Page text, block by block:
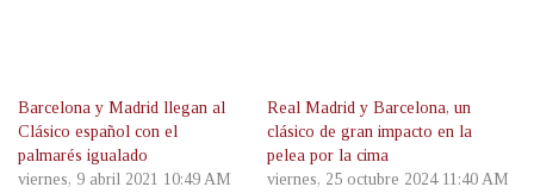
Barcelona y Madrid llegan al
Clásico español con el
palmarés igualado
viernes, 9 abril 2021 10:49 AM
Real Madrid y Barcelona, un
clásico de gran impacto en la
pelea por la cima
viernes, 25 octubre 2024 11:40 AM